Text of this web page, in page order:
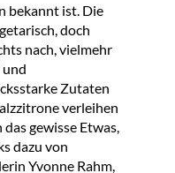
bekannt ist. Die
doch
nach, vielmehr
Zutaten
verleihen
gewisse Etwas,
dazu von
Yvonne Rahm,